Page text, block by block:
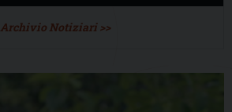
Archivio Notiziari >>